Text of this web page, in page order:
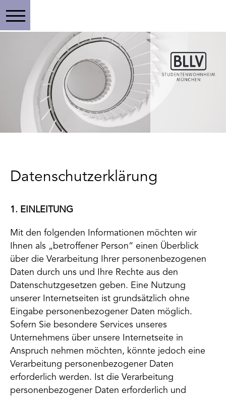
Datenschutzerklärung
1. EINLEITUNG
Mit den folgenden Informationen möchten wir
Ihnen als „betroffener Person“ einen Überblick
über die Verarbeitung Ihrer personenbezogenen
Daten durch uns und Ihre Rechte aus den
Datenschutzgesetzen geben. Eine Nutzung
unserer Internetseiten ist grundsätzlich ohne
Eingabe personenbezogener Daten möglich.
Sofern Sie besondere Services unseres
Unternehmens über unsere Internetseite in
Anspruch nehmen möchten, könnte jedoch eine
Verarbeitung personenbezogener Daten
erforderlich werden. Ist die Verarbeitung
personenbezogener Daten erforderlich und